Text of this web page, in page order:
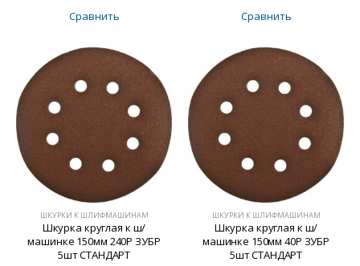
Сравнить Сравнить
ШКУРКИ К ШЛИФМАШИНАМ
Шкурка круглая к ш/
машинке 150мм 240Р ЗУБР
5шт СТАНДАРТ
ШКУРКИ К ШЛИФМАШИНАМ
Шкурка круглая к ш/
машинке 150мм 40Р ЗУБР
5шт СТАНДАРТ